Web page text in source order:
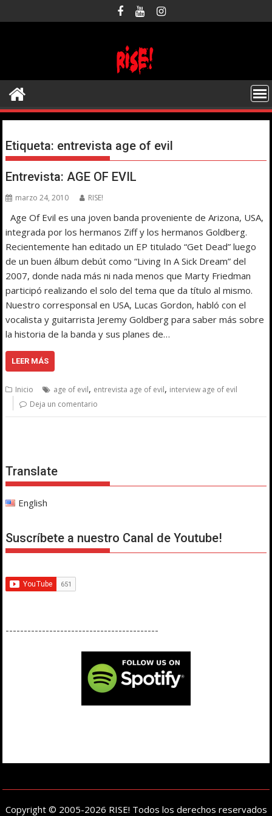
al
Etiqueta: entrevista age of evil
Entrevista: AGE OF EVIL
marzo 24, 2010 RISE!
Age Of Evil es una joven banda proveniente de Arizona, USA,
integrada por los hermanos Ziff y los hermanos Goldberg.
Recientemente han editado un EP titulado “Get Dead” luego
de un buen álbum debút como “Living In A Sick Dream” del
2007, donde nada más ni nada menos que Marty Friedman
participó realizando el solo del tema que da título al mismo.
Nuestro corresponsal en USA, Lucas Gordon, habló con el
vocalista y guitarrista Jeremy Goldberg para saber más sobre
la historia de la banda y sus planes de…
LEER MÁS
Inicio age of evil, entrevista age of evil, interview age of evil
Deja un comentario
Translate
English
Suscríbete a nuestro Canal de Youtube!
------------------------------------------
Copyright © 2005-2026 RISE! Todos los derechos reservados